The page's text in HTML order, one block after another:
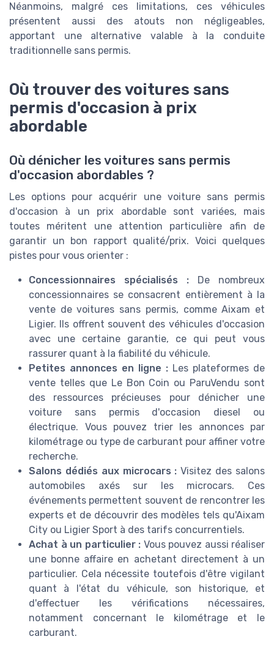
Néanmoins, malgré ces limitations, ces véhicules
présentent aussi des atouts non négligeables,
apportant une alternative valable à la conduite
traditionnelle sans permis.
Où trouver des voitures sans
permis d'occasion à prix
abordable
Où dénicher les voitures sans permis
d'occasion abordables ?
Les options pour acquérir une voiture sans permis
d'occasion à un prix abordable sont variées, mais
toutes méritent une attention particulière afin de
garantir un bon rapport qualité/prix. Voici quelques
pistes pour vous orienter :
Concessionnaires spécialisés : De nombreux
concessionnaires se consacrent entièrement à la
vente de voitures sans permis, comme Aixam et
Ligier. Ils offrent souvent des véhicules d'occasion
avec une certaine garantie, ce qui peut vous
rassurer quant à la fiabilité du véhicule.
Petites annonces en ligne : Les plateformes de
vente telles que Le Bon Coin ou ParuVendu sont
des ressources précieuses pour dénicher une
voiture sans permis d'occasion diesel ou
électrique. Vous pouvez trier les annonces par
kilométrage ou type de carburant pour affiner votre
recherche.
Salons dédiés aux microcars : Visitez des salons
automobiles axés sur les microcars. Ces
événements permettent souvent de rencontrer les
experts et de découvrir des modèles tels qu'Aixam
City ou Ligier Sport à des tarifs concurrentiels.
Achat à un particulier : Vous pouvez aussi réaliser
une bonne affaire en achetant directement à un
particulier. Cela nécessite toutefois d'être vigilant
quant à l'état du véhicule, son historique, et
d'effectuer les vérifications nécessaires,
notamment concernant le kilométrage et le
carburant.